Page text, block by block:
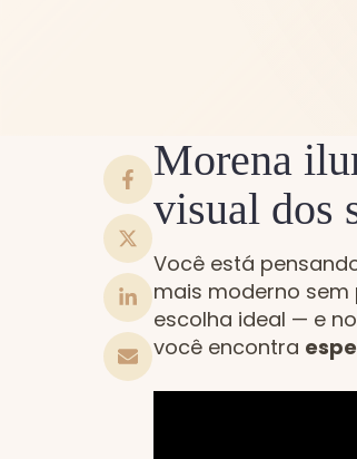
Morena
visual dos
Você está
mais moderno sem
escolha ideal — e no
você encontra